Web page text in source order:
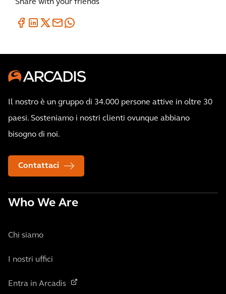
Share with your friends
Il nostro è un gruppo di 34.000 persone attive in oltre 30
paesi. Sosteniamo i nostri clienti ovunque abbiano
bisogno di noi.
Contattaci
Who We Are
Chi siamo
I nostri uffici
Entra in Arcadis